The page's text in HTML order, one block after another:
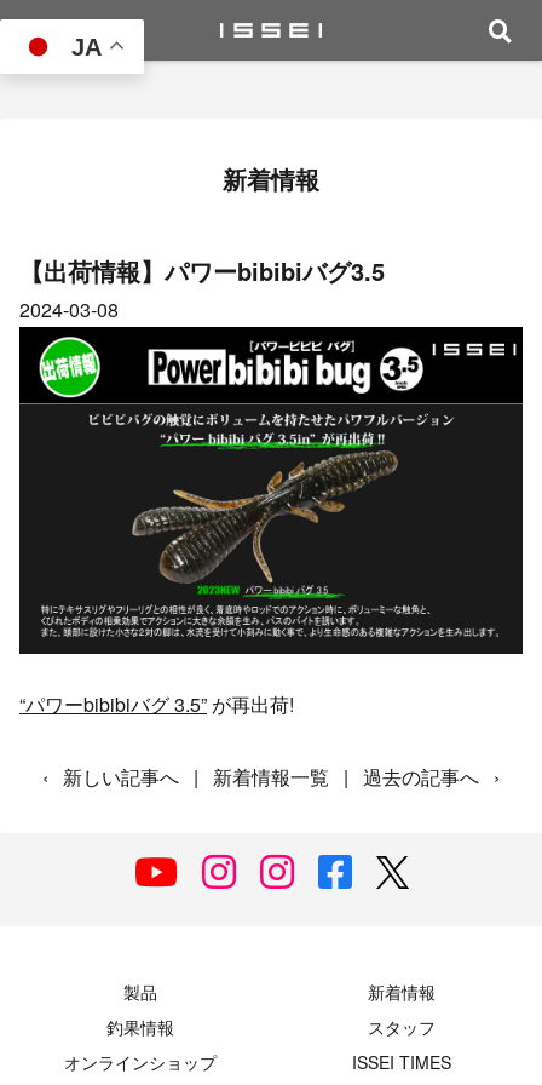
JA
新着情報
【出荷情報】パワーbibibiバグ3.5
2024-03-08
“パワーbibibiバグ 3.5” が再出荷!
‹ 新しい記事へ | 新着情報一覧 | 過去の記事へ ›
製品
新着情報
釣果情報
スタッフ
オンラインショップ
ISSEI TIMES